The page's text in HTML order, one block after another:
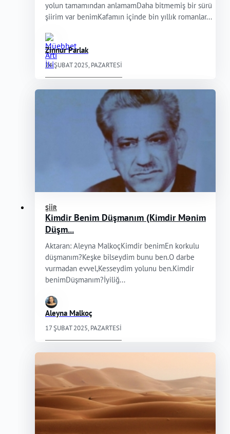
yolun tamamından anlamamDaha bitmemiş bir sürü
şiirim var benimKafamın içinde bin yıllık romanlar...
Zinnur Parlak
24 ŞUBAT 2025, PAZARTESI
ŞIIR
Kimdir Benim Düşmanım (Kimdir Mənim
Düşm...
Aktaran: Aleyna MalkoçKimdir benimEn korkulu
düşmanım?Keşke bilseydim bunu ben.O darbe
vurmadan evvel,Kesseydim yolunu ben.Kimdir
benimDüşmanım?İyiliğ...
Aleyna Malkoç
17 ŞUBAT 2025, PAZARTESI